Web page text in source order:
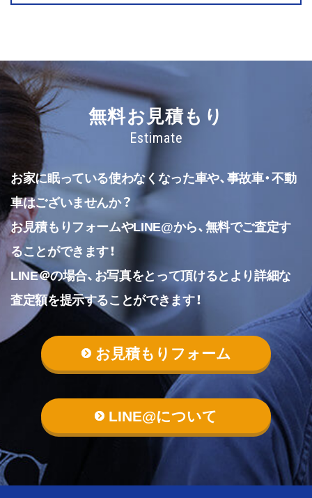
無料お見積もり
Estimate
お家に眠っている使わなくなった車や、事故車・不動
車はございませんか？
お見積もりフォームやLINE@から、無料でご査定す
ることができます！
LINE＠の場合、お写真をとって頂けるとより詳細な
査定額を提示することができます！
お見積もりフォーム
LINE@について